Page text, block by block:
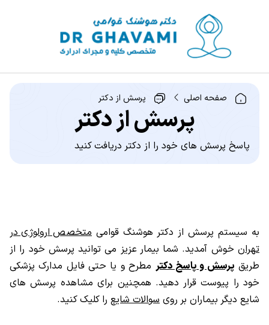
صفحه اصلی پرسش از دکتر
پرسش از دکتر
پاسخ پرسش های خود را از دکتر دریافت کنید
به سیستم پرسش از دکتر هوشنگ قوامی متخصص ارولوژی در
تهران خوش آمدید. شما بیمار عزیز می توانید پرسش خود را از
طریق پرسش و پاسخ دکتر مطرح و یا حتی فایل مدارک پزشکی
خود را پیوست قرار دهید. همچنین برای مشاهده پرسش های
شایع دیگر بیماران بر روی سوالات شایع را کلیک کنید.